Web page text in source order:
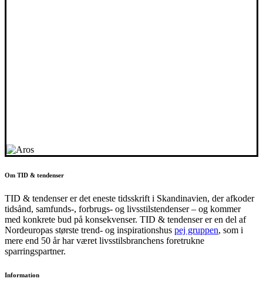
Om TID & tendenser
TID & tendenser er det eneste tidsskrift i Skandinavien, der afkoder
tidsånd, samfunds-, forbrugs- og livsstilstendenser – og kommer
med konkrete bud på konsekvenser. TID & tendenser er en del af
Nordeuropas største trend- og inspirationshus pej gruppen, som i
mere end 50 år har været livsstilsbranchens foretrukne
sparringspartner.
Information